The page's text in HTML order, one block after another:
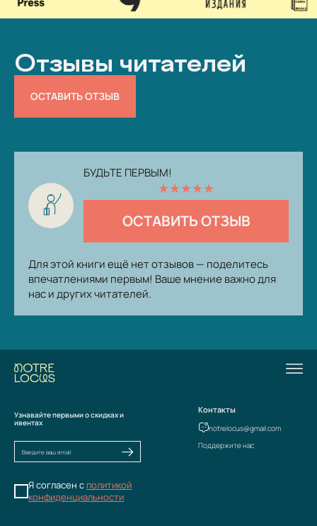
Отзывы читателей
ОСТАВИТЬ ОТЗЫВ
БУДЬТЕ ПЕРВЫМ!
★★★★★
ОСТАВИТЬ ОТЗЫВ
Для этой книги ещё нет отзывов — поделитесь
впечатлениями первым! Ваше мнение важно для
нас и других читателей.
Узнавайте первыми о скидках и
ивентах
Я согласен с политикой
конфиденциальности
Контакты
notrelocus@gmail.com
Поддержите нас